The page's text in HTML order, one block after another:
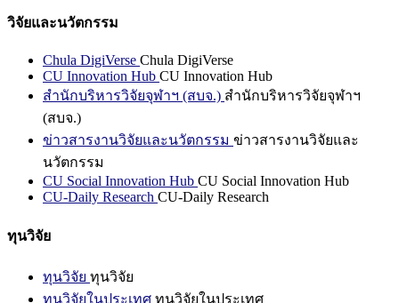
วิจัยและนวัตกรรม
Chula DigiVerse Chula DigiVerse
CU Innovation Hub CU Innovation Hub
สำนักบริหารวิจัยจุฬาฯ (สบจ.) สำนักบริหารวิจัยจุฬาฯ
(สบจ.)
ข่าวสารงานวิจัยและนวัตกรรม ข่าวสารงานวิจัยและ
นวัตกรรม
CU Social Innovation Hub CU Social Innovation Hub
CU-Daily Research CU-Daily Research
ทุนวิจัย
ทุนวิจัย ทุนวิจัย
ทุนวิจัยในประเทศ ทุนวิจัยในประเทศ